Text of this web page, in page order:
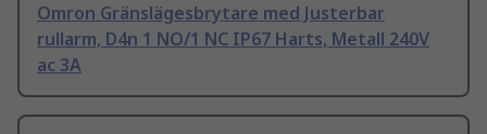
Omron Gränslägesbrytare med Justerbar
rullarm, D4n 1 NO/1 NC IP67 Harts, Metall 240V
ac 3A